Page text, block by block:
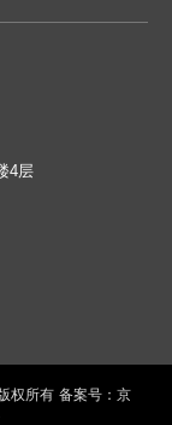
4层
权所有 备案号：京